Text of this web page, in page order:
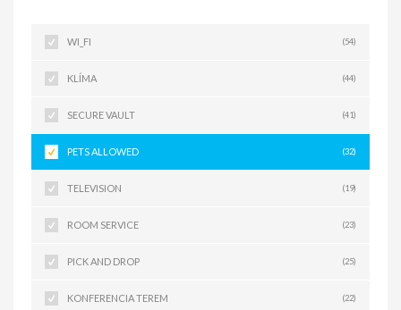
WI_FI (54)
KLÍMA (44)
SECURE VAULT (41)
PETS ALLOWED (32)
TELEVISION (19)
ROOM SERVICE (23)
PICK AND DROP (25)
KONFERENCIA TEREM (22)